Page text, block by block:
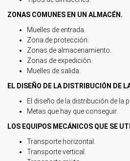
ZONAS COMUNES EN UN ALMACÉN.
Muelles de entrada.
Zona de protección.
Zonas de almacenamiento.
Zonas de expedición.
Muelles de salida.
EL DISEÑO DE LA DISTRIBUCIÓN DE
El diseño de la distribución de la
Metas que hay que conseguir.
LOS EQUIPOS MECÁNICOS QUE SE
Transporte horizontal.
Transporte vertical.